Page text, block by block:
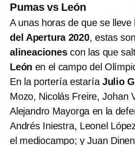
Pumas vs León
A unas horas de que se
del Apertura 2020, estas
alineacionescon las que
León en el campo del
En la portería estaría Julio
Mozo, Nicolás Freire, Johan
Alejandro Mayorga en la
Andrés Iniestra, Leonel
el mediocampo; y Juan